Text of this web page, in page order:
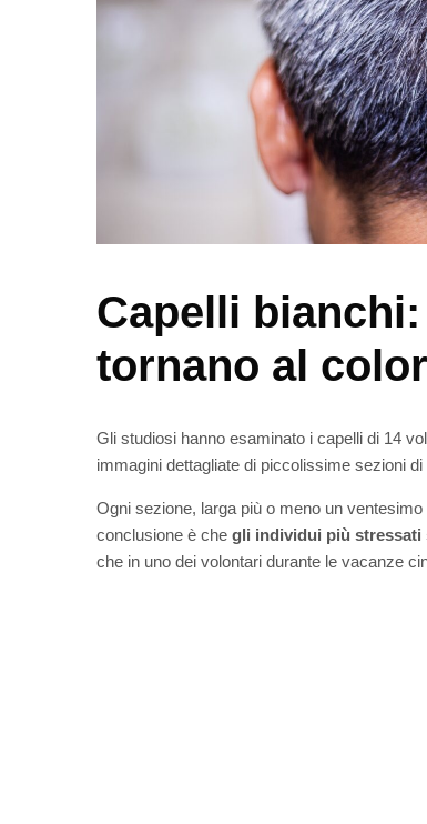
Capelli
tornano al
Gli studiosi hanno esaminato i capelli di 14
immagini dettagliate di piccolissime sezioni
Ogni sezione, larga più o meno un
conclusione è che gli individui più stressati
che in uno dei volontari durante le vacanze